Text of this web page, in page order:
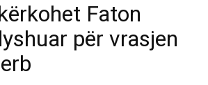
Faton
për vrasjen